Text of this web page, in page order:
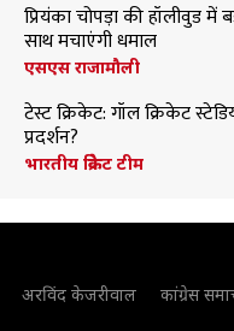
प्रियंका चोपड़ा की हॉलीवुड
साथ मचाएंगी धमाल
एसएस राजामौली
टेस्ट क्रिकेट: गॉल क्रिकेट
प्रदर्शन?
भारतीय क्रिकेट टीम
अरविंद केजरीवाल कांग्रेस